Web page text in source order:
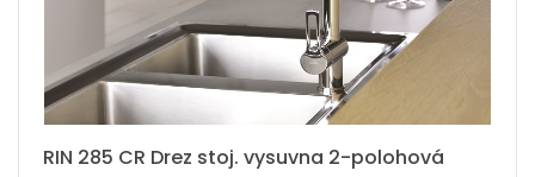
RIN 285 CR Drez stoj. vysuvna 2-polohová